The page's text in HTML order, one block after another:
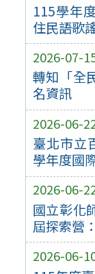
115學年
住民語歌
2026-07-
轉知「全
名資訊
2026-06-
臺北市立
學年度國
2026-06-
國立彰化
屆探索營
2026-06-